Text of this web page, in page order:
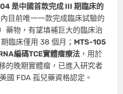
是中國首款完成 III 期臨床的
內目前唯一一款完成臨床試驗的
藥物，有望填補巨大的臨床治
臨床僅用 38 個月； MTS-105
編碼TCE實體瘤療法 ，用於
的晚期實體瘤，已進入研究者
國 FDA 孤兒藥資格認定。